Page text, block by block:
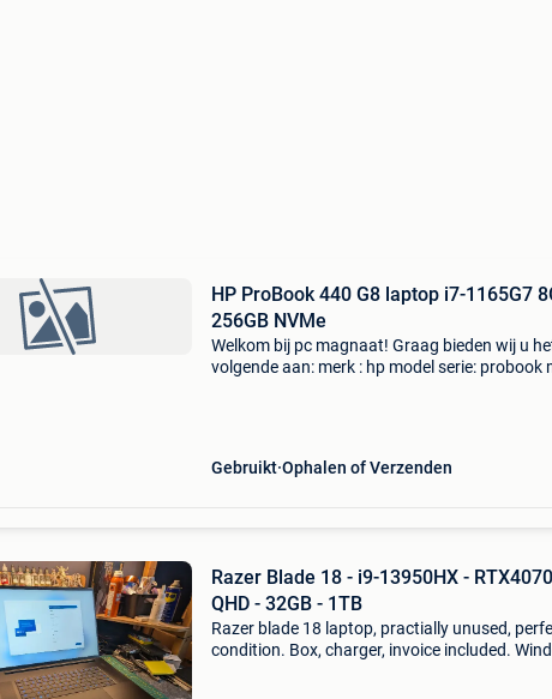
HP ProBook 440 G8 laptop i7-1165G7
256GB NVMe
Welkom bij pc magnaat! Graag bieden wij u
volgende aan: merk : hp model serie: probook
Gebruikt Ophalen of Verzenden
Razer Blade 18 - i9-13950HX -
QHD - 32GB - 1TB
Razer blade 18 laptop, practially unused,
condition. Box, charger, invoice included.